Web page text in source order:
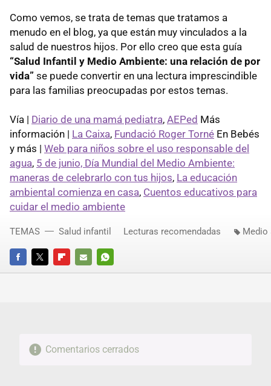
Como vemos, se trata de temas que tratamos a
menudo en el blog, ya que están muy vinculados a la
salud de nuestros hijos. Por ello creo que esta guía
“Salud Infantil y Medio Ambiente: una relación de por
vida” se puede convertir en una lectura imprescindible
para las familias preocupadas por estos temas.
Vía | Diario de una mamá pediatra, AEPed Más
información | La Caixa, Fundació Roger Torné En Bebés
y más | Web para niños sobre el uso responsable del
agua, 5 de junio, Día Mundial del Medio Ambiente:
maneras de celebrarlo con tus hijos, La educación
ambiental comienza en casa, Cuentos educativos para
cuidar el medio ambiente
FACEBOOKTWITTERFLIPBOARD
E-
WHATSAPP
TEMAS Salud infantil Lecturas recomendadas Medio
Comentarios cerrados